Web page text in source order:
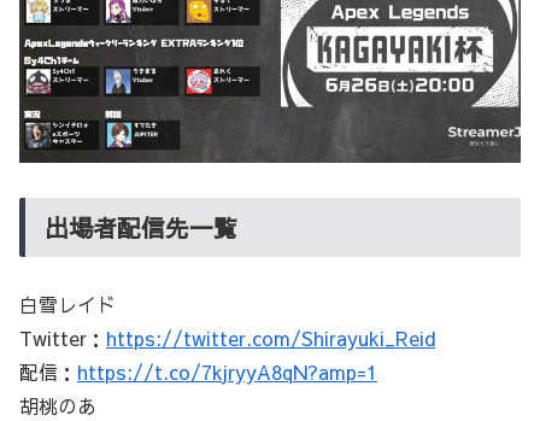
出場者配信先一覧
白雪レイド
Twitter： https://twitter.com/Shirayuki_Reid
配信： https://t.co/7kjryyA8qN?amp=1
胡桃のあ